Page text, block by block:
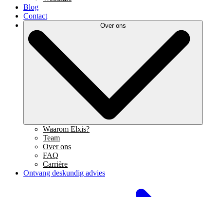
Blog
Contact
Over ons
Waarom Elxis?
Team
Over ons
FAQ
Carrière
Ontvang deskundig advies